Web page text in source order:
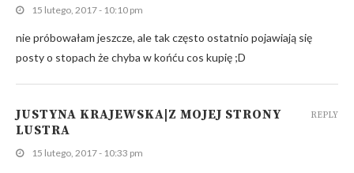
15 lutego, 2017 - 10:10 pm
nie próbowałam jeszcze, ale tak często ostatnio pojawiają się
posty o stopach że chyba w końću cos kupię ;D
JUSTYNA KRAJEWSKA|Z MOJEJ STRONY
LUSTRA
15 lutego, 2017 - 10:33 pm
REPLY